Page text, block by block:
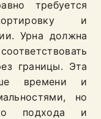
требуется
и
Урна должна
границы. Эта
времени и
но
подхода и